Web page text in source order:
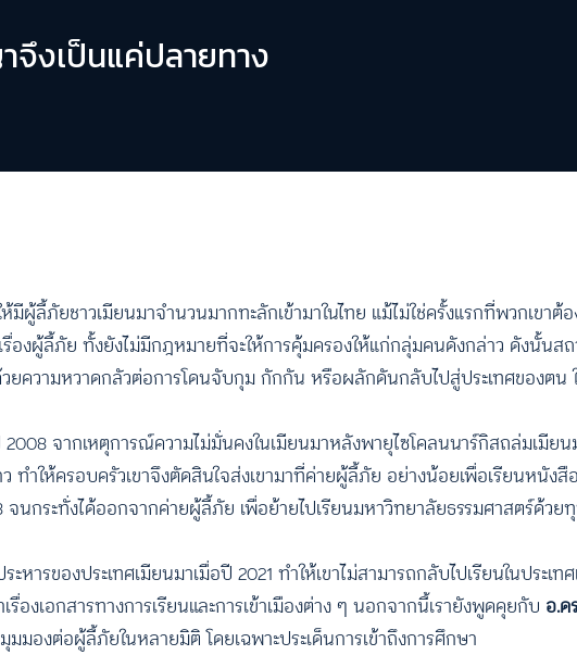
งเป็นแค่ปลายทาง
มีผู้ลี้ภัยชาวเมียนมาจำนวนมากทะลักเข้ามาในไทย แม้ไม่ใช่ครั้งแรกที่พวกเขาต้
องผู้ลี้ภัย ทั้งยังไม่มีกฎหมายที่จะให้การคุ้มครองให้แก่กลุ่มคนดังกล่าว ดังนั้นส
ยความหวาดกลัวต่อการโดนจับกุม กักกัน หรือผลักดันกลับไปสู่ประเทศของตน
จากเหตุการณ์ความไม่มั่นคงในเมียนมาหลังพายุไซโคลนนาร์กิสถล่มเมียน
ำให้ครอบครัวเขาจึงตัดสินใจส่งเขามาที่ค่ายผู้ลี้ภัย อย่างน้อยเพื่อเรียนหนังสื
นกระทั่งได้ออกจากค่ายผู้ลี้ภัย เพื่อย้ายไปเรียนมหาวิทยาลัยธรรมศาสตร์ด้วย
ารของประเทศเมียนมาเมื่อปี 2021 ทำให้เขาไม่สามารถกลับไปเรียนในประเท
องเอกสารทางการเรียนและการเข้าเมืองต่าง ๆ นอกจากนี้เรายังพูดคุยกับ อ.
องต่อผู้ลี้ภัยในหลายมิติ โดยเฉพาะประเด็นการเข้าถึงการศึกษา